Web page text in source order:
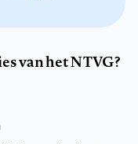
van het NTVG?